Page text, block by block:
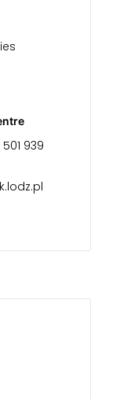
939